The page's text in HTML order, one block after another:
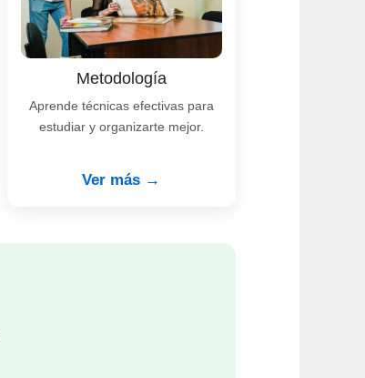
Metodología
Aprende técnicas efectivas para
estudiar y organizarte mejor.
Ver más →